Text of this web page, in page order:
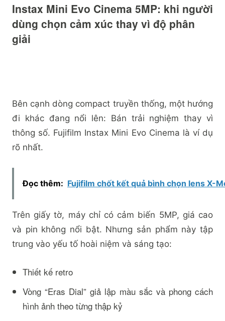
Instax Mini Evo Cinema 5MP: khi người
dùng chọn cảm xúc thay vì độ phân
giải
Bên cạnh dòng compact truyền thống, một hướng
đi khác đang nổi lên: Bán trải nghiệm thay vì
thông số. Fujifilm Instax Mini Evo Cinema là ví dụ
rõ nhất.
Đọc thêm: Fujifilm chốt kết quả bình chọn lens X-
Trên giấy tờ, máy chỉ có cảm biến 5MP, giá cao
và pin không nổi bật. Nhưng sản phẩm này tập
trung vào yếu tố hoài niệm và sáng tạo:
Thiết kế retro
Vòng “Eras Dial” giả lập màu sắc và phong cách
hình ảnh theo từng thập kỷ